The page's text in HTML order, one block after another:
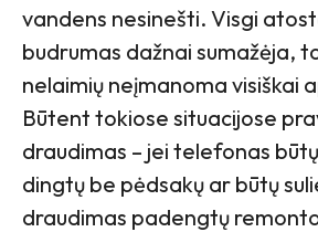
vandens nesinešti. Visgi
budrumas dažnai sumažėja,
nelaimių neįmanoma visiškai
Būtent tokiose situacijose
draudimas – jei telefonas
dingtų be pėdsakų ar būtų
draudimas padengtų